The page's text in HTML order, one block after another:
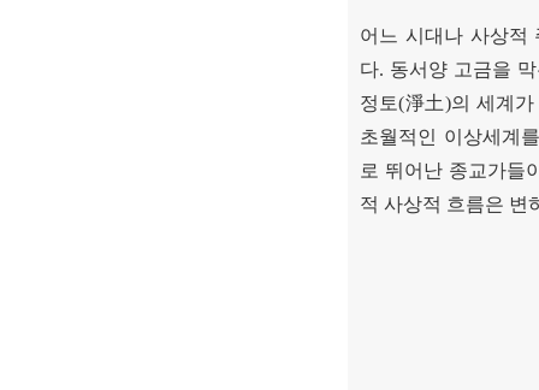
어느 시대나 사상적
다. 동서양 고금을
정토(淨土)의 세계
초월적인 이상세계
로 뛰어난 종교가들
적 사상적 흐름은 변